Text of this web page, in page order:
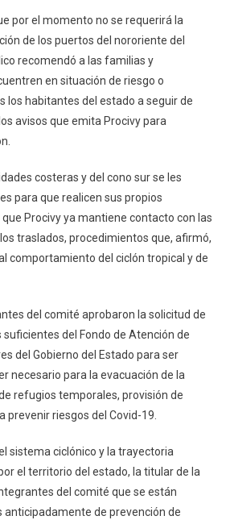
por el momento no se requerirá la
de los puertos del nororiente del
recomendó a las familias y
en situación de riesgo o
los habitantes del estado a seguir de
avisos que emita Procivy para
costeras y del cono sur se les
para que realicen sus propios
Procivy ya mantiene contacto con las
traslados, procedimientos que, afirmó,
comportamiento del ciclón tropical y de
del comité aprobaron la solicitud de
del Fondo de Atención de
del Gobierno del Estado para ser
necesario para la evacuación de la
refugios temporales, provisión de
prevenir riesgos del Covid-19.
sistema ciclónico y la trayectoria
el territorio del estado, la titular de la
del comité que se están
anticipadamente de prevención de